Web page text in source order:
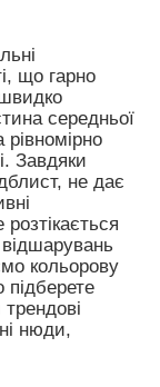
що гарно
середньої
рівномірно
Завдяки
не дає
відшарувань
кольорову
підберете
трендові
нюди,